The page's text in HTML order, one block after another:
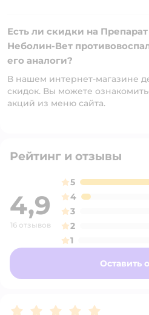
Есть ли скидки на
Неболин-Вет
его аналоги?
В нашем интернет-магазине
скидок. Вы можете
акций из меню сайта.
Рейтинг и отзывы
4,9
16 отзывов
5
4
3
2
1
Оставить
Рейтинг:5